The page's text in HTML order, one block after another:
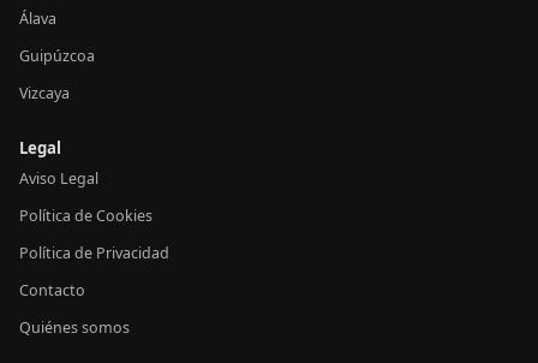
Álava
Guipúzcoa
Vizcaya
Legal
Aviso Legal
Política de Cookies
Política de Privacidad
Contacto
Quiénes somos